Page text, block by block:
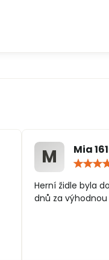
M
Mia
Herní židle byla
dnů za